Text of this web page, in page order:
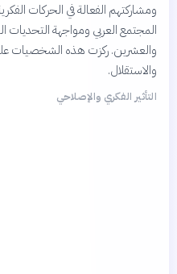
ومشاركتهم الفعالة في الحركات
المجتمع العربي ومواجهة التحديات
والعشرين. ركزت هذه الشخصيات على
والاستقلال.
التأثير الفكري والإصلاحي